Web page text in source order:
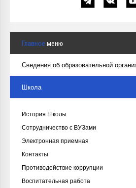
Главное меню
Сведения об образовательной
Школа
История Школы
Сотрудничество с ВУЗами
Электронная приемная
Контакты
Противодействие коррупции
Воспитательная работа